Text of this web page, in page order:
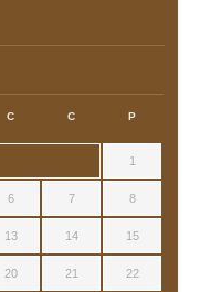
C C P
1
6 7 8
13 14 15
20 21 22